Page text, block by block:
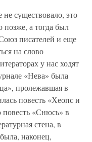
существовало, это
позже, а тогда был
писателей и еще
на слово
у нас ходят
«Нева» была
пролежавшая в
повесть «Хеопс и
«Снюсь» в
стена, в
наконец,